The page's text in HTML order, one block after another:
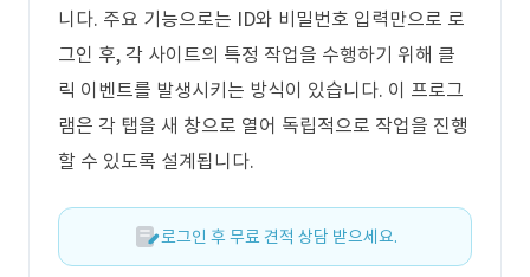
니다. 주요 기능으로는 ID와 비밀번호 입력만으로 로
그인 후, 각 사이트의 특정 작업을 수행하기 위해 클
릭 이벤트를 발생시키는 방식이 있습니다. 이 프로그
램은 각 탭을 새 창으로 열어 독립적으로 작업을 진행
할 수 있도록 설계됩니다.
로그인 후 무료 견적 상담 받으세요.